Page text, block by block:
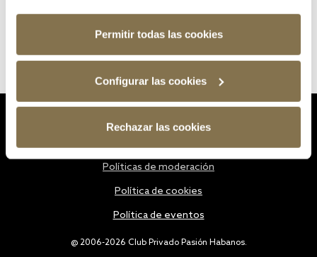
Permitir todas las cookies
Configurar las cookies
Rechazar las cookies
@ 2006-2026 Club Privado Pasión Habanos.
Políticas de moderación
Política de cookies
Política de eventos